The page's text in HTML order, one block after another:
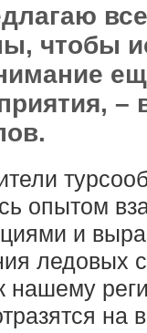
чтобы
–
опытом
и
ледовых
нашему
на